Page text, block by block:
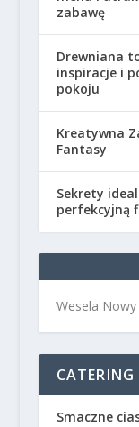
zabawę
Drewniana
inspiracje i
pokoju
Kreatywna
Fantasy
Sekrety
perfekcyjną
Wesela Nowy
CATERING
Smaczne